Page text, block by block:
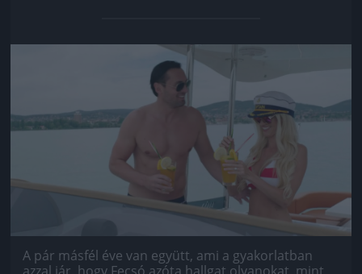
Jön még kép!
A pár másfél éve van együtt, ami a gyakorlatban
azzal jár, hogy Fecsó azóta hallgat olyanokat, mint